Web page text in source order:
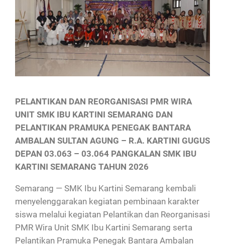
PELANTIKAN DAN REORGANISASI PMR WIRA
UNIT SMK IBU KARTINI SEMARANG DAN
PELANTIKAN PRAMUKA PENEGAK BANTARA
AMBALAN SULTAN AGUNG – R.A. KARTINI GUGUS
DEPAN 03.063 – 03.064 PANGKALAN SMK IBU
KARTINI SEMARANG TAHUN 2026
Semarang — SMK Ibu Kartini Semarang kembali
menyelenggarakan kegiatan pembinaan karakter
siswa melalui kegiatan Pelantikan dan Reorganisasi
PMR Wira Unit SMK Ibu Kartini Semarang serta
Pelantikan Pramuka Penegak Bantara Ambalan